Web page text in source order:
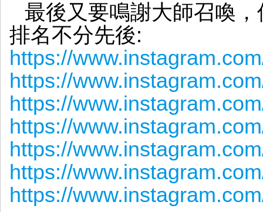
最後又要鳴謝大師召喚
排名不分先後:
https://
https://
https://
https://
https://
https://
https://